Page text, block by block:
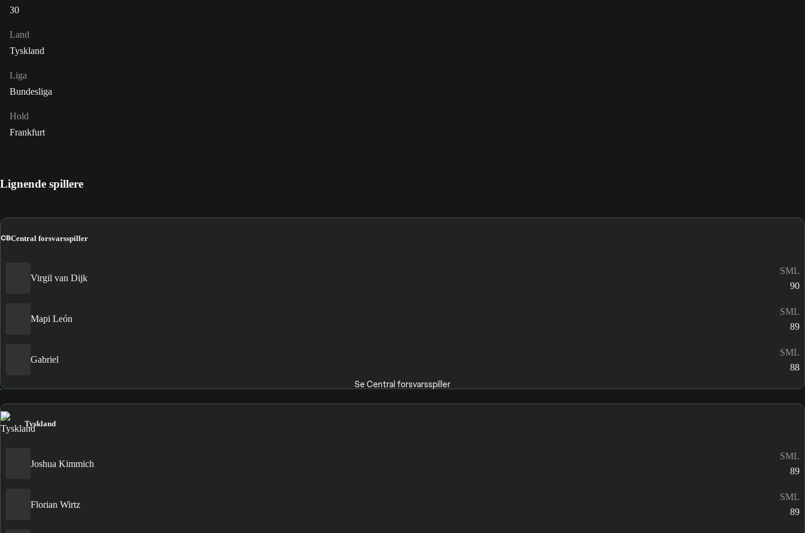
30
Land
Tyskland
Liga
Bundesliga
Hold
Frankfurt
Lignende spillere
CBCentral forsvarsspiller
Virgil van Dijk
SML
90
Mapi León
SML
89
Gabriel
SML
88
Se Central forsvarsspiller
Tyskland
Joshua Kimmich
SML
89
Florian Wirtz
SML
89